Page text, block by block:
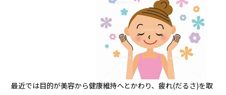
最近では目的が美容から健康維持へとかわり、疲れ(だるさ)を取